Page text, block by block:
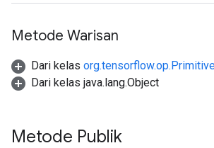
Metode Warisan
Dari kelas
Dari kelas java.lang.Object
Metode Publik